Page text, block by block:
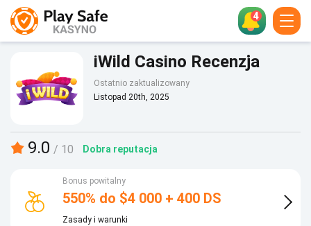
4
іWіld Саsіnо Rесеnzjа
Ostatnio zaktualizowany
Listopad 20th, 2025
9.0 / 10 Dobra reputacja
Bonus powitalny
550% do $4 000 + 400 DS
Zasady i warunki